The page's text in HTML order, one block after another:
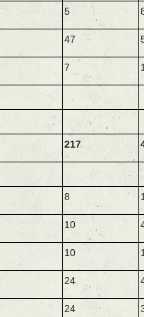
5
47
7
217
8
10
10
24
24